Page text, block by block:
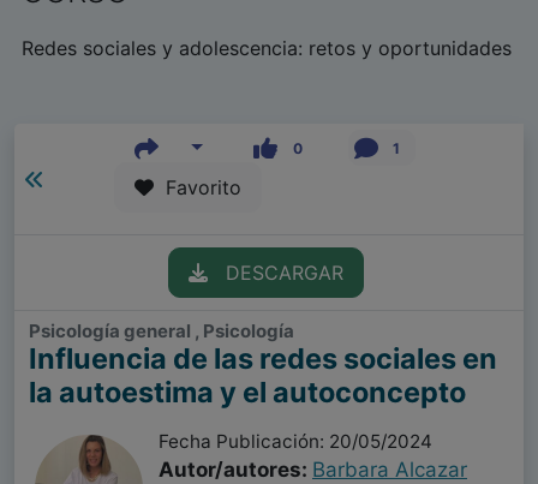
Redes sociales y adolescencia: retos y oportunidades
0 1
Favorito
DESCARGAR
Psicología general , Psicología
Influencia de las redes sociales en
la autoestima y el autoconcepto
Fecha Publicación: 20/05/2024
Autor/autores: Barbara Alcazar